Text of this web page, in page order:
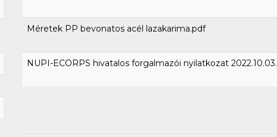
Méretek PP bevonatos acél lazakarima.pdf
NUPI-ECORPS hivatalos forgalmazói nyilatkozat 2022.10.03.